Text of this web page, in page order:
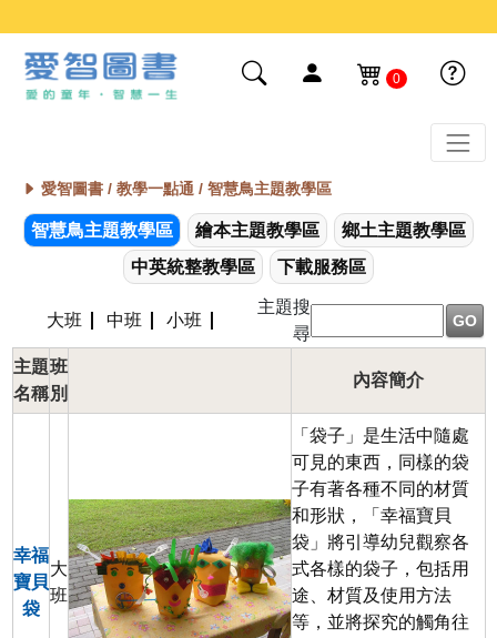
0
愛智圖書 / 教學一點通 / 智慧鳥主題教學區
智慧鳥主題教學區 繪本主題教學區
鄉土主題教學區
中英統整教學區
下載服務區
大班 中班 小班
主題搜
尋
GO
主題
名稱
班
別
內容簡介
幸福
寶貝
袋
大
班
「袋子」是生活中隨處
可見的東西，同樣的袋
子有著各種不同的材質
和形狀，「幸福寶貝
袋」將引導幼兒觀察各
式各樣的袋子，包括用
途、材質及使用方法
等，並將探究的觸角往